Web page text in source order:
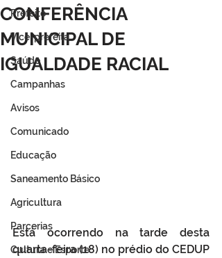
Prefeito
Vice-prefeita
Saúde
Campanhas
Avisos
Comunicado
Educação
Saneamento Básico
Agricultura
Parcerias
Cultura e Esporte
CONFERÊNCIA
MUNICIPAL DE
IGUALDADE RACIAL
Está ocorrendo na tarde desta
quarta-feira (18) no prédio do CEDUP